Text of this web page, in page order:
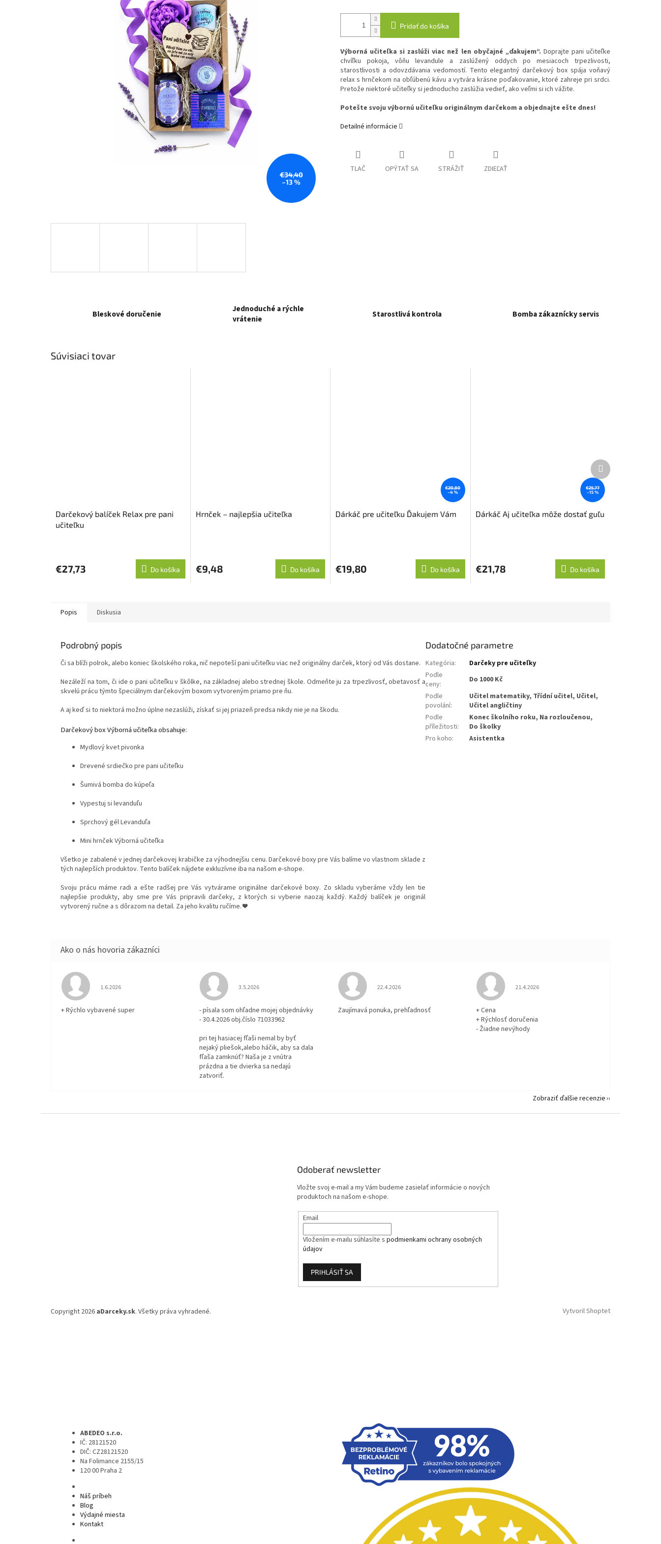
€34,40
–13 %
Pridať do košíka
Výborná učiteľka si zaslúži viac než len obyčajné „ďakujem“. Doprajte pani učiteľke
chvíľku pokoja, vôňu levandule a zaslúžený oddych po mesiacoch trpezlivosti,
starostlivosti a odovzdávania vedomostí. Tento elegantný darčekový box spája voňavý
relax s hrnčekom na obľúbenú kávu a vytvára krásne poďakovanie, ktoré zahreje pri srdci.
Pretože niektoré učiteľky si jednoducho zaslúžia vedieť, ako veľmi si ich vážite.
Potešte svoju výbornú učiteľku originálnym darčekom a objednajte ešte dnes!
Detailné informácie
TLAČ OPÝTAŤ SA STRÁŽIŤ ZDIEĽAŤ
Bleskové doručenie
Jednoduché a rýchle
vrátenie
Starostlivá kontrola Bomba zákaznícky servis
Súvisiaci tovar
Darčekový balíček Relax pre pani
učiteľku
€27,73 Do košíka
Hrnček – najlepšia učiteľka
€9,48 Do košíka
€20,80
–4 %
Dárkáč pre učiteľku Ďakujem Vám
€19,80 Do košíka
€25,77
–15 %
Dárkáč Aj učiteľka môže dostať guľu
€21,78 Do košíka
Ďalší
produkt
Popis Diskusia
Podrobný popis
Či sa blíži polrok, alebo koniec školského roka, nič nepoteší pani učiteľku viac než originálny darček, ktorý od Vás dostane.
Nezáleží na tom, či ide o pani učiteľku v škôlke, na základnej alebo strednej škole. Odmeňte ju za trpezlivosť, obetavosť a
skvelú prácu týmto špeciálnym darčekovým boxom vytvoreným priamo pre ňu.
A aj keď si to niektorá možno úplne nezaslúži, získať si jej priazeň predsa nikdy nie je na škodu.
Darčekový box Výborná učiteľka obsahuje:
Mydlový kvet pivonka
Drevené srdiečko pre pani učiteľku
Šumivá bomba do kúpeľa
Vypestuj si levanduľu
Sprchový gél Levanduľa
Mini hrnček Výborná učiteľka
Všetko je zabalené v jednej darčekovej krabičke za výhodnejšiu cenu. Darčekové boxy pre Vás balíme vo vlastnom sklade z
tých najlepších produktov. Tento balíček nájdete exkluzívne iba na našom e-shope.
Svoju prácu máme radi a ešte radšej pre Vás vytvárame originálne darčekové boxy. Zo skladu vyberáme vždy len tie
najlepšie produkty, aby sme pre Vás pripravili darčeky, z ktorých si vyberie naozaj každý. Každý balíček je originál
vytvorený ručne a s dôrazom na detail. Za jeho kvalitu ručíme. ❤️
Dodatočné parametre
Kategória:
Darčeky pre učiteľky
Podle
ceny:
Do 1000 Kč
Podle
povolání:
Učitel matematiky, Třídní učitel, Učitel,
Učitel angličtiny
Podle
příležitosti:
Konec školního roku, Na rozloučenou,
Do školky
Pro koho: Asistentka
Hodnotenie obchodu je 5 z 5 hviezdičiek.
1.6.2026
+ Rýchlo vybavené super
Hodnotenie obchodu je 3 z 5 hviezdičiek.
3.5.2026
- písala som ohľadne mojej objednávky
- 30.4.2026 obj.číslo 71033962
pri tej hasiacej fľaši nemal by byť
nejaký pliešok,alebo háčik, aby sa dala
fľaša zamknúť? Naša je z vnútra
prázdna a tie dvierka sa nedajú
zatvoriť.
Hodnotenie obchodu je 5 z 5 hviezdičiek.
22.4.2026
Zaujímavá ponuka, prehľadnosť
Hodnotenie obchodu je 5 z 5 hviezdičiek.
21.4.2026
+ Cena
+ Rýchlosť doručenia
- Žiadne nevýhody
Zobraziť ďalšie recenzie
Odoberať newsletter
Vložte svoj e-mail a my Vám budeme zasielať informácie o nových
produktoch na našom e-shope.
Email
Vložením e-mailu súhlasíte s podmienkami ochrany osobných
údajov
PRIHLÁSIŤ SA
Vytvoril Shoptet
Copyright 2026 aDarceky.sk. Všetky práva vyhradené.
ABEDEO s.r.o.
IČ: 28121520
DIČ: CZ28121520
Na Folimance 2155/15
120 00 Praha 2
Náš príbeh
Blog
Výdajné miesta
Kontakt